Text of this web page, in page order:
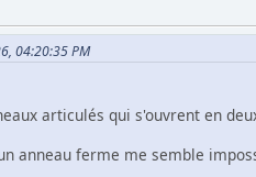
04:20:35 PM
articulés qui s'ouvrent en
anneau ferme me semble